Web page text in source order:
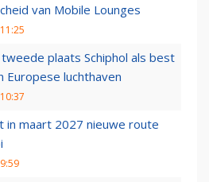
van Mobile Lounges
plaats Schiphol als best
Europese luchthaven
in maart 2027 nieuwe route